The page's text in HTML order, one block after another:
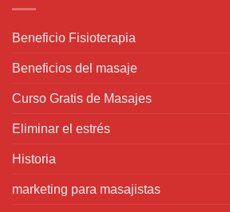
Beneficio Fisioterapia
Beneficios del masaje
Curso Gratis de Masajes
Eliminar el estrés
Historia
marketing para masajistas